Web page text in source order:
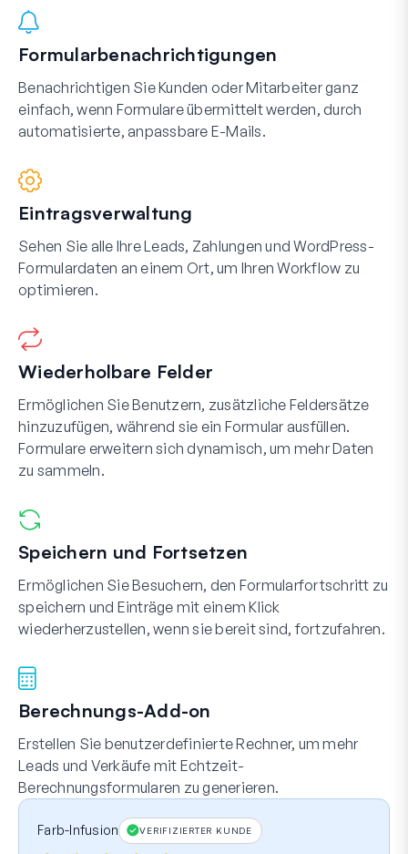
Formularbenachrichtigungen
Benachrichtigen Sie Kunden oder Mitarbeiter ganz
einfach, wenn Formulare übermittelt werden, durch
automatisierte, anpassbare E-Mails.
Eintragsverwaltung
Sehen Sie alle Ihre Leads, Zahlungen und WordPress-
Formulardaten an einem Ort, um Ihren Workflow zu
optimieren.
Wiederholbare Felder
Ermöglichen Sie Benutzern, zusätzliche Feldersätze
hinzuzufügen, während sie ein Formular ausfüllen.
Formulare erweitern sich dynamisch, um mehr Daten
zu sammeln.
Speichern und Fortsetzen
Ermöglichen Sie Besuchern, den Formularfortschritt zu
speichern und Einträge mit einem Klick
wiederherzustellen, wenn sie bereit sind, fortzufahren.
Berechnungs-Add-on
Erstellen Sie benutzerdefinierte Rechner, um mehr
Leads und Verkäufe mit Echtzeit-
Berechnungsformularen zu generieren.
Farb-Infusion VERIFIZIERTER KUNDE